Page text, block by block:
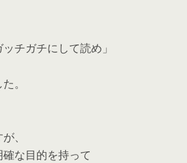
チガチにして読め」
。
、
な目的を持って